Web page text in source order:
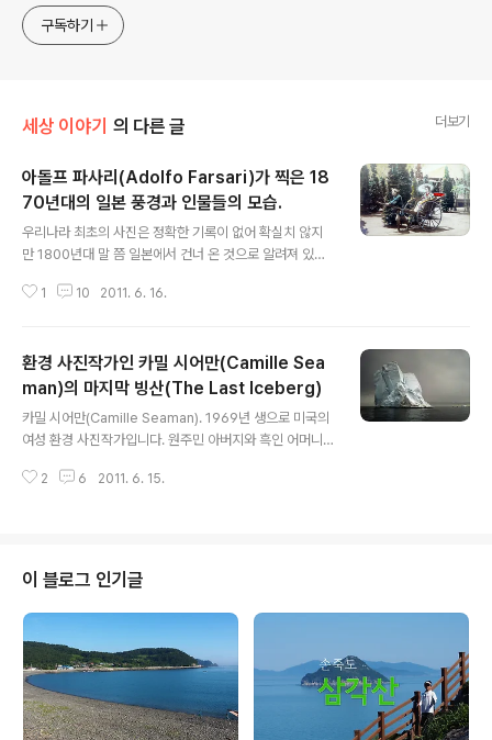
구독하기
세상 이야기 의 다른 글 더보기
아돌프 파사리(Adolfo Farsari)가 찍은 18
70년대의 일본 풍경과 인물들의 모습.
우리나라 최초의 사진은 정확한 기록이 없어 확실치 않지
만 1800년대 말 쯤 일본에서 건너 온 것으로 알려져 있습
었구요. 아래 사진은 아돌프 파사리(Adolfo Farsari)가
za)라는 곳에서 출생하여 이후 미국으로 이민.그 뒤 다시
일본으로 건너가 사진작가 일을 하였네요. 아래 사진의 배
경이 된 시대가 1870년대인데 이때쯤 일본은 사무라이들
이 도꾸가와 막부를 몰아내고 메이지유신을 성공하여 한창
나라가 복잡한 시기가 되겠습니다. 아래 사진들은 그가 찍
은 사진들로 만든 사진첩(帖)의 내용을 스캔한 것입니다.
1 10 2011. 6. 16.
환경 사진작가인 카밀 시어만(Camille Sea
man)의 마지막 빙산(The Last Iceberg)
카밀 시어만(Camille Seaman). 1969년 생으로 미국의
여성 환경 사진작가입니다. 원주민 아버지와 흑인 어머니
부하여 주로 지구 환경에 관한 사진을 많이 촬영 하였습니
관심을 가지고 있답니다. 아래 사진은 'The Last Iceber
g'란 부제가 붙은 '빙산'란 제목의 사진들인데 배경을 맑게
처리하지 않고 약간 흐리게 하여 아름다운 빙산의 모습보
다는 뭔가 강한 메시지를 전달 하려는 의도가 엿보입니다.
http://www.camil..
2 6 2011. 6. 15.
이 블로그 인기글